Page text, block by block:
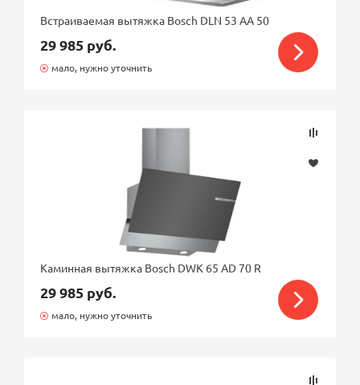
Встраиваемая вытяжка Bosch DLN 53 AA 50
29 985 руб.
мало, нужно уточнить
Каминная вытяжка Bosch DWK 65 AD 70 R
29 985 руб.
мало, нужно уточнить